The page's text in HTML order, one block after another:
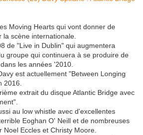
Moving Hearts qui vont donner de
scène internationale.
de "Live in Dublin" qui augmentera
groupe qui continuera à se produire de
les années '2010.
est actuellement "Between Longing
2016.
extrait du disque Atlantic Bridge avec
au low whistle avec d'excellentes
Eoghan O' Neill et de nombreuses
Noel Eccles et Christy Moore.